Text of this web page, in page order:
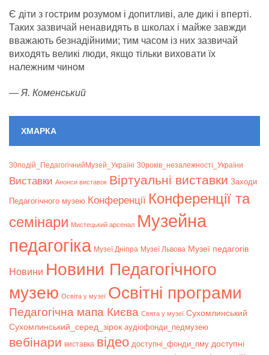
Є діти з гострим розумом і допитливі, але дикі і вперті.
Таких зазвичай ненавидять в школах і майже завжди
вважають безнадійними; тим часом із них зазвичай
виходять великі люди, якщо тільки виховати їх
належним чином
— Я. Коменський
ХМАРКА
30подій_ПедагогічнийМузей_Україні 30років_незалежності_України
Bиставки Анонси виставок Віртуальні виставки Заходи
Педагогічного музею Конференції Конференції та
семінари Мистецький арсенал Музейна
педагогіка Музеї Дніпра Музеї Львова Музеї педагогів
Новини Новини Педагогічного
музею Освіта у музеї Освітні програми
Педагогічна мапа Києва Свята у музеї Сухомлинський
Сухомлинський_серед_зірок аудіофонди_педмузею
вебінари виставка відео доступні_фонди_пму доступні